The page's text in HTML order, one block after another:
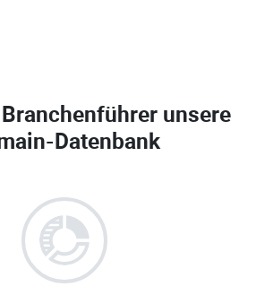
unsere
Datenbank